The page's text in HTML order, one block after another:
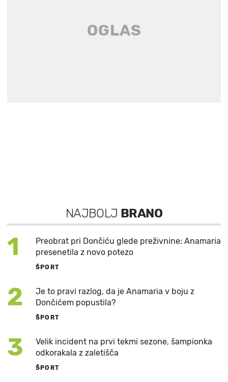
NAJBOLJ BRANO
1
Preobrat pri Dončiću glede preživnine: Anamaria
presenetila z novo potezo
ŠPORT
2
Je to pravi razlog, da je Anamaria v boju z
Dončićem popustila?
ŠPORT
3
Velik incident na prvi tekmi sezone, šampionka
odkorakala z zaletišča
ŠPORT